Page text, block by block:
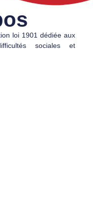
loi 1901 dédiée aux
sociales et